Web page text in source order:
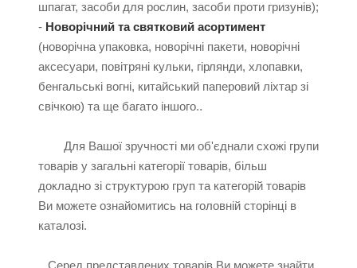
шпагат, засоби для рослин, засоби проти гризунів);
- Новорічний та святковий асортимент
(новорічна упаковка, новорічні пакети, новорічні
аксесуари, повітряні кульки, гірлянди, хлопавки,
бенгальські вогні, китайський паперовий ліхтар зі
свічкою) та ще багато іншого..
Для Вашої зручності ми об'єднали схожі групи
товарів у загальні категорії товарів, більш
докладно зі структурою груп та категорій товарів
Ви можете ознайомитись на головній сторінці в
каталозі.
Серед представлених товарів Ви можете знайти